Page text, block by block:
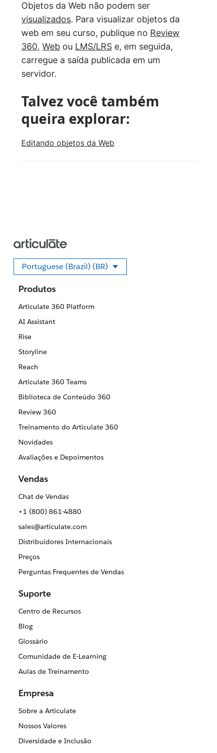
Objetos da Web não podem ser
visualizados. Para visualizar objetos da
web em seu curso, publique no Review
360, Web ou LMS/LRS e, em seguida,
carregue a saída publicada em um
servidor.
Talvez você também
queira explorar:
Editando objetos da Web
Portuguese (Brazil) (BR)
Selecione seu idioma
Produtos
Articulate 360 Platform
AI Assistant
Rise
Storyline
Reach
Articulate 360 Teams
Biblioteca de Conteúdo 360
Review 360
Treinamento do Articulate 360
Novidades
Avaliações e Depoimentos
Vendas
Chat de Vendas
+1 (800) 861-4880
sales@articulate.com
Distribuidores Internacionais
Preços
Perguntas Frequentes de Vendas
Suporte
Centro de Recursos
Blog
Glossário
Comunidade de E-Learning
Aulas de Treinamento
Empresa
Sobre a Articulate
Nossos Valores
Diversidade e Inclusão